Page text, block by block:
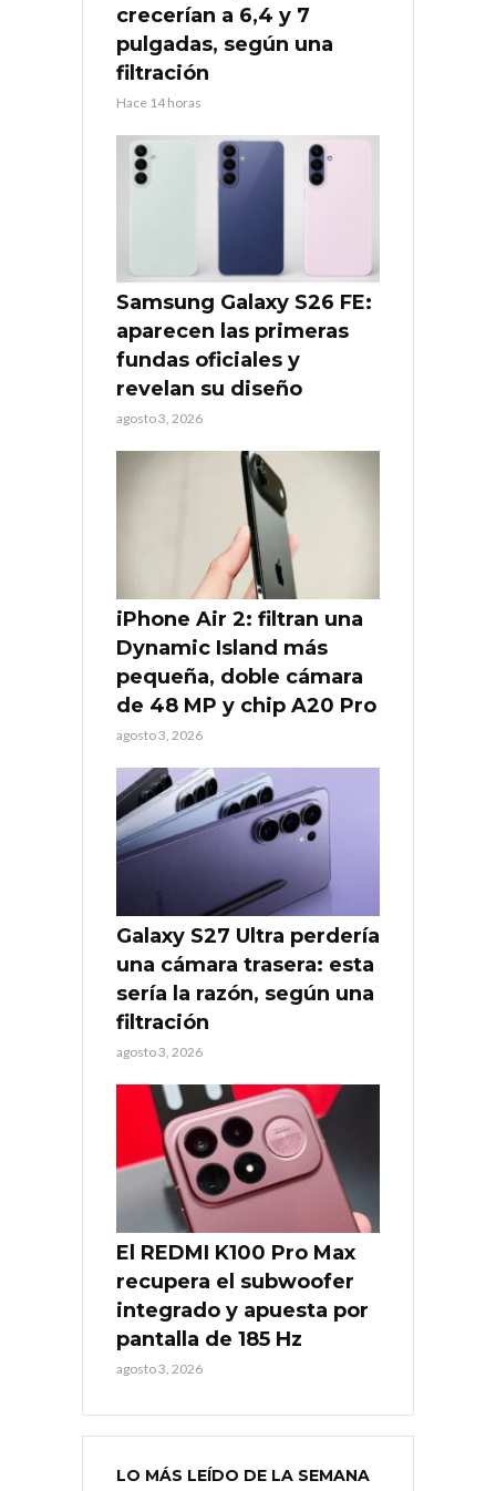
crecerían a 6,4 y 7
pulgadas, según una
filtración
Hace 14 horas
Samsung Galaxy S26 FE:
aparecen las primeras
fundas oficiales y
revelan su diseño
agosto 3, 2026
iPhone Air 2: filtran una
Dynamic Island más
pequeña, doble cámara
de 48 MP y chip A20 Pro
agosto 3, 2026
Galaxy S27 Ultra perdería
una cámara trasera: esta
sería la razón, según una
filtración
agosto 3, 2026
El REDMI K100 Pro Max
recupera el subwoofer
integrado y apuesta por
pantalla de 185 Hz
agosto 3, 2026
LO MÁS LEÍDO DE LA SEMANA